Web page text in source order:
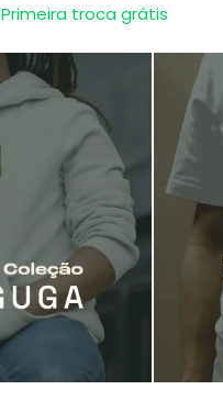
Primeira troca grátis